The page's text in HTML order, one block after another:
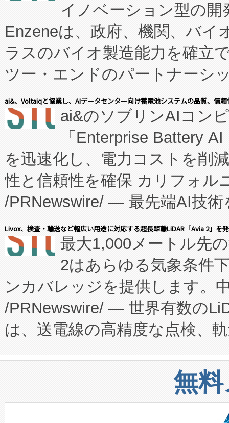
イノベーション型の
Enzeneは、政府、機関、バイ
ラスのバイオ製造能力を確立
ツー・エンドのパートナーシ
表しました。 同社の実績ある
manufacturing™ (FCCM™) プ
たNeXは、バイオ医薬品製造
従来のフェッドバッチ施設の
に、患者やサプライチェーン
キー方式で拡張性が高く、持
す。FCCM‑を活用した現地生
患者にとっての費用負担を大
のアクセスを大幅に拡大する
Fully-Connected Continuous
プログラムには、施設設計・
に関する技術移転および知的
構造化トレーニングカリキュ
上げおよび商用化段階におけ
設備整備および立ち上げ調整
加組織は、Enzeneのバイオ
ai&、Voltaiqと協業し、AIデータセンター向け蓄電池システムの品質、信
ai&のソブリンAIコン
「Enterprise Battery
を迅速化し、電力コストを削
性と信頼性を確保 カリフォル
/PRNewswire/ — 最先端AI技術
会社エーアイ・アンド：本社
President原信平）と、エンタ
ードするVoltaiqは、日本にあ
ーエネルギー貯蔵システム（
た。 Voltaiq独自のAI搭載プラ
定、統合、導入、運用に至る
安全性を追跡し、確保する事
増加しているデータセンター
る電力網に大きな負担をかけ
事業者の負担軽減という課題
Livox、検査・輸送など幅広い用途に対応する超長距離LiDAR「Avia 2」を
最大1,000メートル先
2はあらゆる気象条件
ンカバレッジを提供します。
/PRNewswire/ — 世界有数の
は、送電線の高精度な点検、
や穀物倉庫におけるバルク材
リューション「Avia 2」を発
したAvia 2は、1,000メート
狭視野のFOVを切り替えるこ
無